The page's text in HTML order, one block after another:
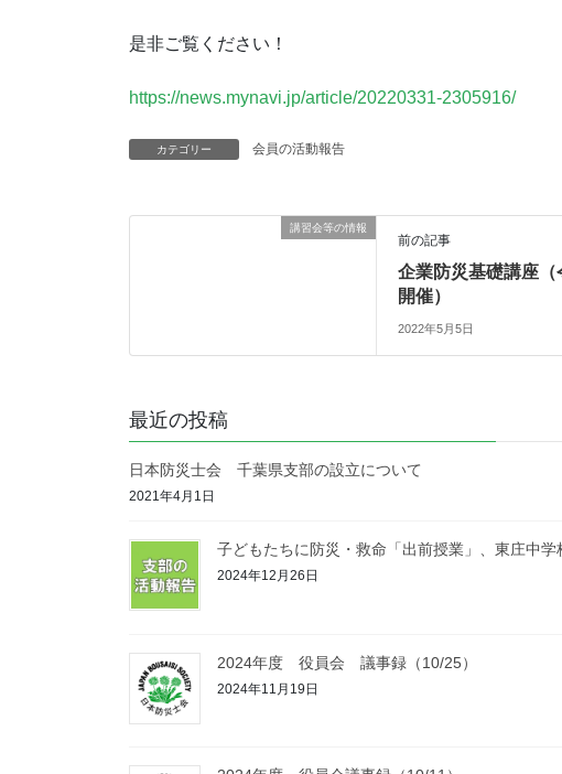
是非ご覧ください！
https://news.mynavi.jp/article/20220331-2305916/
カテゴリー 会員の活動報告
講習会等の情報
前の記事
企業防災基礎講座（
開催）
2022年5月5日
最近の投稿
日本防災士会 千葉県支部の設立について
2021年4月1日
子どもたちに防災・救命「出前授業」、東庄中学
2024年12月26日
2024年度 役員会 議事録（10/25）
2024年11月19日